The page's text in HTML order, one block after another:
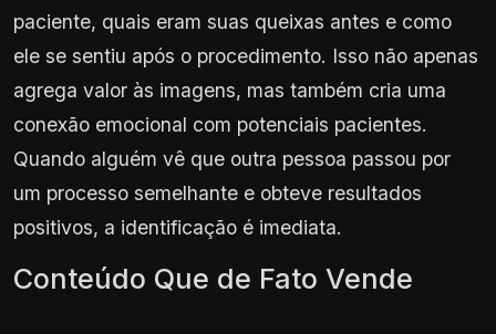
paciente, quais eram suas queixas antes e como
ele se sentiu após o procedimento. Isso não apenas
agrega valor às imagens, mas também cria uma
conexão emocional com potenciais pacientes.
Quando alguém vê que outra pessoa passou por
um processo semelhante e obteve resultados
positivos, a identificação é imediata.
Conteúdo Que de Fato Vende